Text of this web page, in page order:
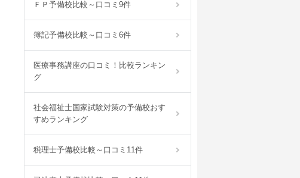
ＦＰ予備校比較～口コミ9件
簿記予備校比較～口コミ6件
医療事務講座の口コミ！比較ランキン
グ
社会福祉士国家試験対策の予備校おす
すめランキング
税理士予備校比較～口コミ11件